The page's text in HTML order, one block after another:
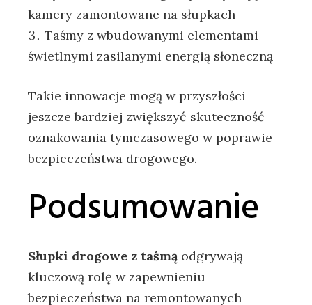
kamery zamontowane na słupkach
Taśmy z wbudowanymi elementami
świetlnymi zasilanymi energią słoneczną
Takie innowacje mogą w przyszłości
jeszcze bardziej zwiększyć skuteczność
oznakowania tymczasowego w poprawie
bezpieczeństwa drogowego.
Podsumowanie
Słupki drogowe z taśmąodgrywają
kluczową rolę w zapewnieniu
bezpieczeństwa na remontowanych